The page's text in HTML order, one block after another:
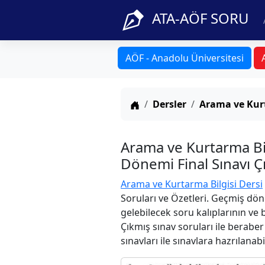
ATA-AÖF SORU
AÖF - Anadolu Üniversitesi
Anasayfa
Dersler Arama ve
Arama ve Kurtarma
Dönemi Final Sınavı
Arama ve Kurtarma Bilgisi Dersi
Soruları ve Özetleri. Geçmiş
gelebilecek soru kalıplarının
Çıkmış sınav soruları ile
sınavları ile sınavlara